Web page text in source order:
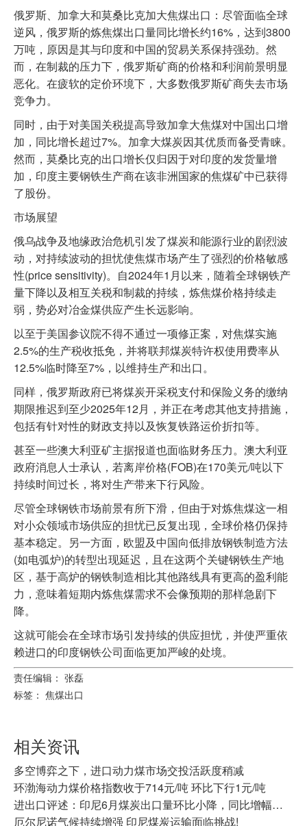
俄罗斯、加拿大和莫桑比克加大焦煤出口：尽管面临全球
逆风，俄罗斯的炼焦煤出口量同比增长约16%，达到3800
万吨，原因是其与印度和中国的贸易关系保持强劲。然
而，在制裁的压力下，俄罗斯矿商的价格和利润前景明显
恶化。在疲软的定价环境下，大多数俄罗斯矿商失去市场
竞争力。
同时，由于对美国关税提高导致加拿大焦煤对中国出口增
加，同比增长超过7%。加拿大煤炭因其优质而备受青睐。
然而，莫桑比克的出口增长仅归因于对印度的发货量增
加，印度主要钢铁生产商在该非洲国家的焦煤矿中已获得
了股份。
市场展望
俄乌战争及地缘政治危机引发了煤炭和能源行业的剧烈波
动，对持续波动的担忧使焦煤市场产生了强烈的价格敏感
性(price sensitivity)。自2024年1月以来，随着全球钢铁产
量下降以及相互关税和制裁的持续，炼焦煤价格持续走
弱，势必对冶金煤供应产生长远影响。
以至于美国参议院不得不通过一项修正案，对焦煤实施
2.5%的生产税收抵免，并将联邦煤炭特许权使用费率从
12.5%临时降至7%，以维持生产和出口。
同样，俄罗斯政府已将煤炭开采税支付和保险义务的缴纳
期限推迟到至少2025年12月，并正在考虑其他支持措施，
包括有针对性的财政支持以及恢复铁路运价折扣等。
甚至一些澳大利亚矿主据报道也面临财务压力。澳大利亚
政府消息人士承认，若离岸价格(FOB)在170美元/吨以下
持续时间过长，将对生产带来下行风险。
尽管全球钢铁市场前景有所下滑，但由于对炼焦煤这一相
对小众领域市场供应的担忧已反复出现，全球价格仍保持
基本稳定。另一方面，欧盟及中国向低排放钢铁制造方法
(如电弧炉)的转型出现延迟，且在这两个关键钢铁生产地
区，基于高炉的钢铁制造相比其他路线具有更高的盈利能
力，意味着短期内炼焦煤需求不会像预期的那样急剧下
降。
这就可能会在全球市场引发持续的供应担忧，并使严重依
赖进口的印度钢铁公司面临更加严峻的处境。
责任编辑： 张磊
标签： 焦煤出口
相关资讯
多空博弈之下，进口动力煤市场交投活跃度稍减
环渤海动力煤价格指数收于714元/吨 环比下行1元/吨
进出口评述：印尼6月煤炭出口量环比小降，同比增幅显著
厄尔尼诺气候持续增强 印尼煤炭运输面临挑战!